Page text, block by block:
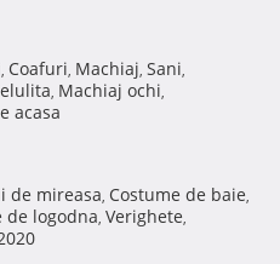
, Coafuri, Machiaj, Sani,
, Machiaj ochi,
acasa
de mireasa, Costume de baie,
de logodna, Verighete,